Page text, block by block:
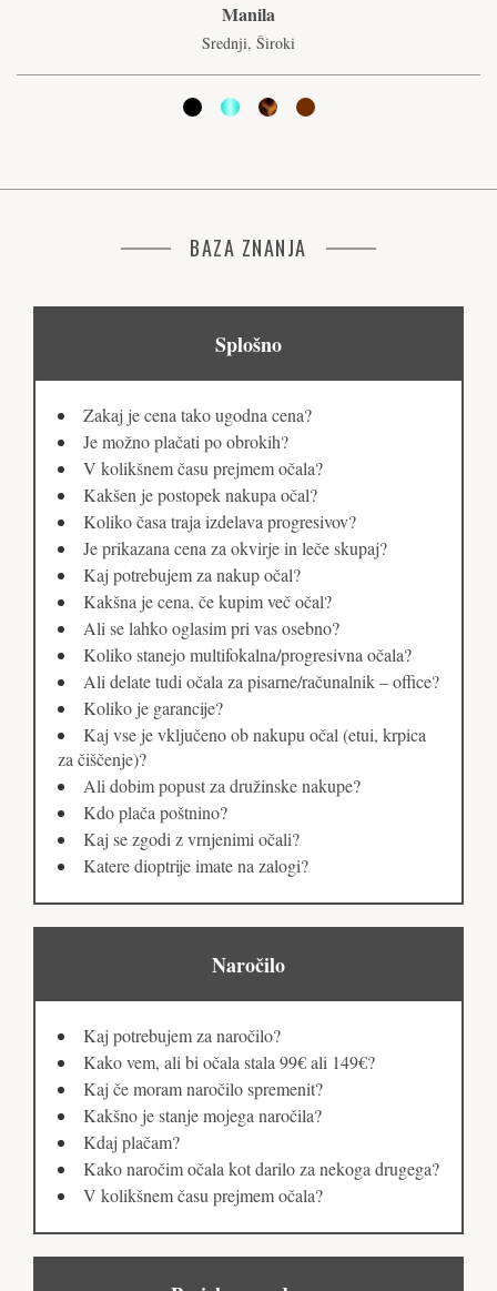
Manila
Srednji, Široki
BAZA ZNANJA
Splošno
Zakaj je cena tako ugodna cena?
Je možno plačati po obrokih?
V kolikšnem času prejmem očala?
Kakšen je postopek nakupa očal?
Koliko časa traja izdelava progresivov?
Je prikazana cena za okvirje in leče skupaj?
Kaj potrebujem za nakup očal?
Kakšna je cena, če kupim več očal?
Ali se lahko oglasim pri vas osebno?
Koliko stanejo multifokalna/progresivna očala?
Ali delate tudi očala za pisarne/računalnik – office?
Koliko je garancije?
Kaj vse je vključeno ob nakupu očal (etui, krpica
za čiščenje)?
Ali dobim popust za družinske nakupe?
Kdo plača poštnino?
Kaj se zgodi z vrnjenimi očali?
Katere dioptrije imate na zalogi?
Naročilo
Kaj potrebujem za naročilo?
Kako vem, ali bi očala stala 99€ ali 149€?
Kaj če moram naročilo spremenit?
Kakšno je stanje mojega naročila?
Kdaj plačam?
Kako naročim očala kot darilo za nekoga drugega?
V kolikšnem času prejmem očala?